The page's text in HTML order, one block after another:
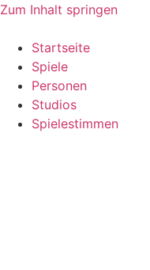
Zum Inhalt springen
Startseite
Spiele
Personen
Studios
Spielestimmen